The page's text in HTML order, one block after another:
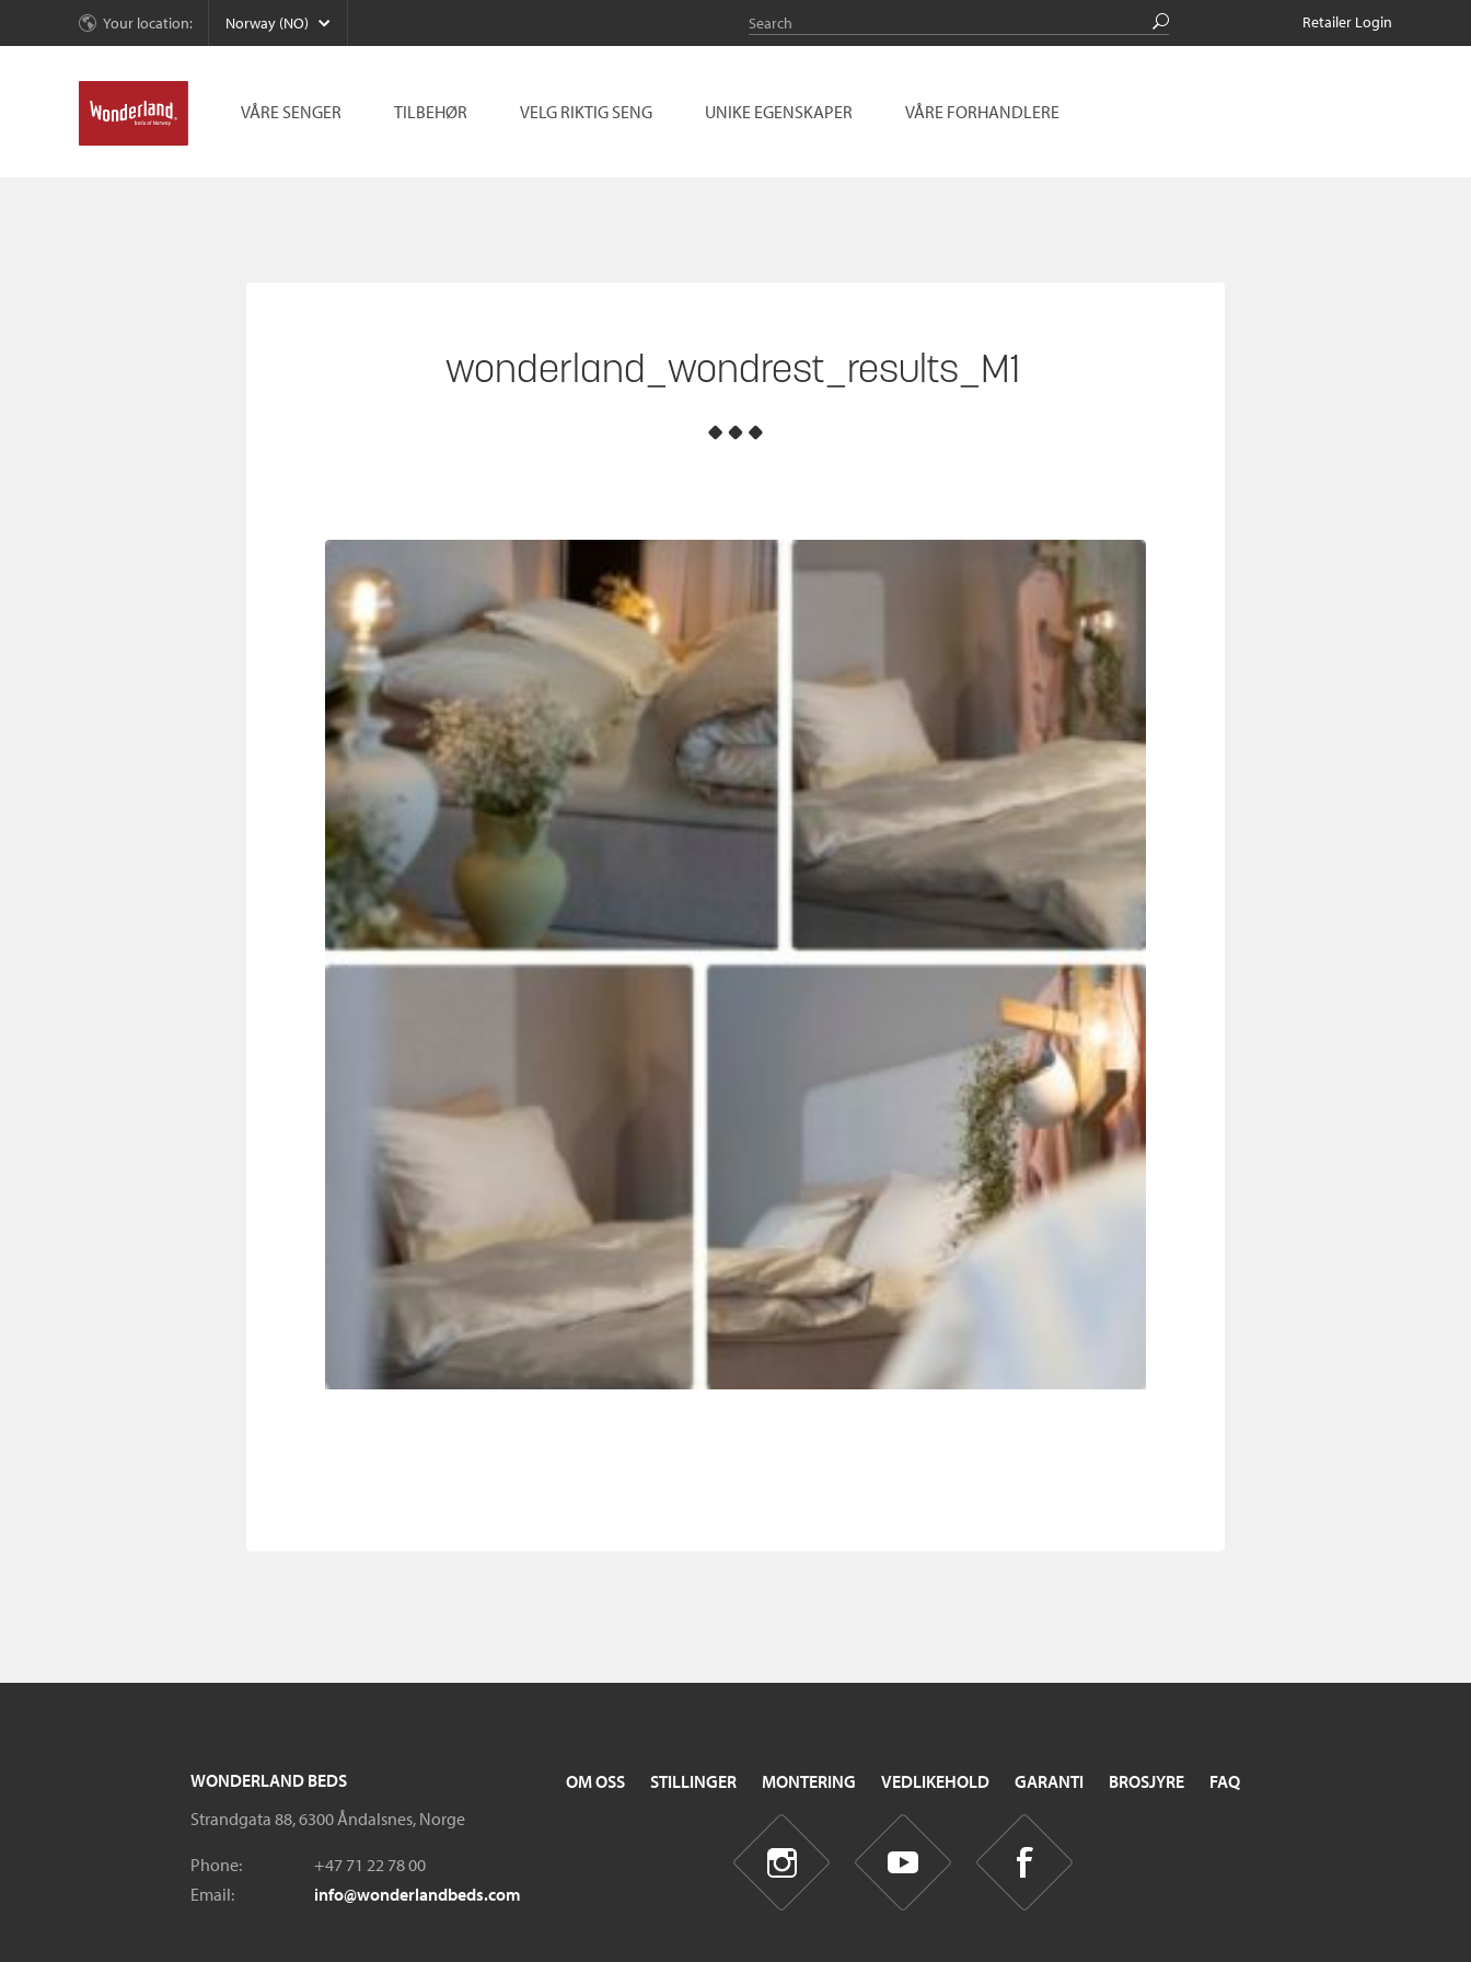
Your location: Norway (NO) Retailer Login
VÅRE SENGER TILBEHØR VELG RIKTIG SENG UNIKE EGENSKAPER VÅRE FORHANDLERE
wonderland_wondrest_results_M1
OM OSS STILLINGER MONTERING VEDLIKEHOLD GARANTI BROSJYRE FAQ
WONDERLAND BEDS
Strandgata 88, 6300 Åndalsnes, Norge
Phone:
+47 71 22 78 00
Email:
info@wonderlandbeds.com